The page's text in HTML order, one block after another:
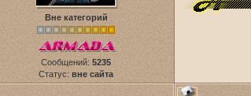
Вне категорий
Сообщений: 5235
Статус: вне сайта